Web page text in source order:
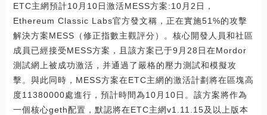
ETC主網預計10月10日激活MESS方案:10月2日，
Ethereum Classic Labs官方發文稱，正在實施51%的攻擊
解決方案MESS（修正指數主觀評分）。核心開發人員和社區
成員已經接受MESS方案，且該方案已于9月28日在Mordor
測試網上被成功激活，并通過了嚴格的壓力測試和模擬攻
擊。與此同時，MESS方案在ETC主網的激活計劃將在區塊高
度11380000處進行，預計時間為10月10日。該方案將作為
一個核心geth配置，默認將在ETC主網v1.11.15及以上版本